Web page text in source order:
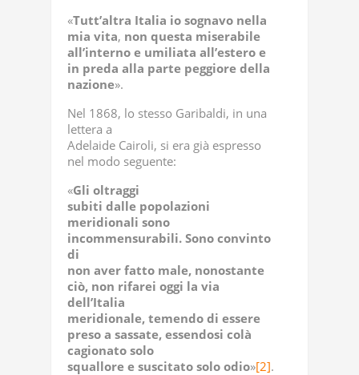
«Tutt’altra Italia io sognavo nella
mia vita, non questa miserabile
all’interno e umiliata all’estero e
in preda alla parte peggiore della
nazione».
Nel 1868, lo stesso Garibaldi, in una
lettera a
Adelaide Cairoli, si era già espresso
nel modo seguente:
«Gli oltraggi
subiti dalle popolazioni
meridionali sono
incommensurabili. Sono convinto
di
non aver fatto male, nonostante
ciò, non rifarei oggi la via
dell’Italia
meridionale, temendo di essere
preso a sassate, essendosi colà
cagionato solo
squallore e suscitato solo odio»[2].